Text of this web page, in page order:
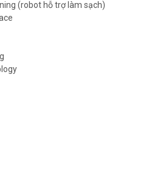
(robot hỗ trợ làm sạch)